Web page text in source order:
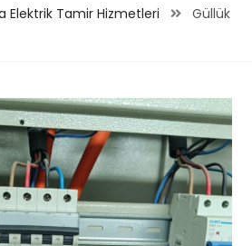
Elektrik Tamir Hizmetleri
Güllük